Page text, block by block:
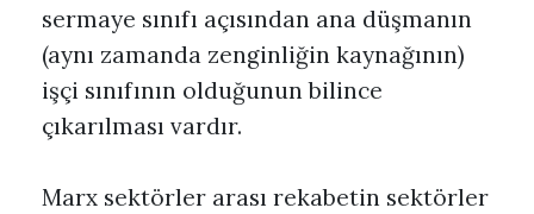
sermaye sınıfı açısından ana düşmanın
(aynı zamanda zenginliğin kaynağının)
işçi sınıfının olduğunun bilince
çıkarılması vardır.
Marx sektörler arası rekabetin sektörler